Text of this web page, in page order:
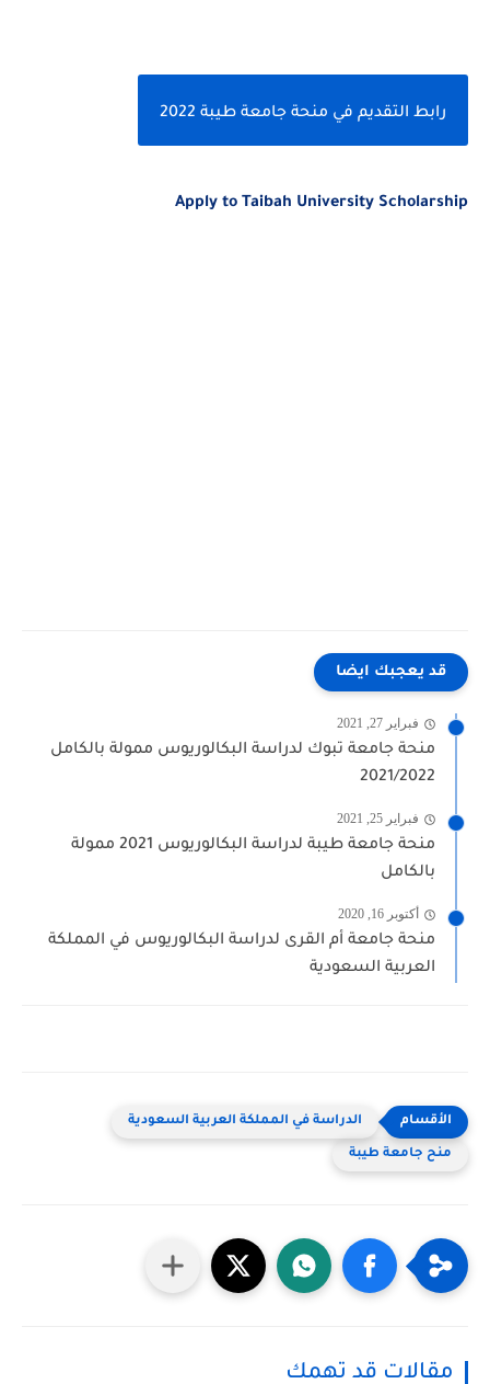
رابط التقديم في منحة جامعة طيبة 2022
Apply to Taibah University Scholarship
قد يعجبك ايضا
فبراير 27, 2021
منحة جامعة تبوك لدراسة البكالوريوس ممولة بالكامل
2021/2022
فبراير 25, 2021
منحة جامعة طيبة لدراسة البكالوريوس 2021 ممولة
بالكامل
أكتوبر 16, 2020
منحة جامعة أم القرى لدراسة البكالوريوس في المملكة
العربية السعودية
الدراسة في المملكة العربية السعودية
منح جامعة طيبة
مقالات قد تهمك